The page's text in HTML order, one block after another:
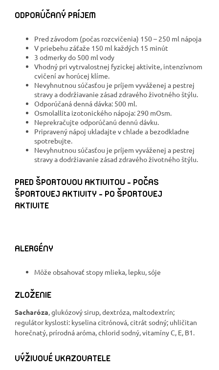
ODPORÚČANÝ PRÍJEM
Pred závodom (počas rozcvičenia) 150 – 250 ml nápoja
V priebehu záťaže 150 ml každých 15 minút
3 odmerky do 500 ml vody
Vhodný pri vytrvalostnej fyzickej aktivite, intenzívnom
cvičení av horúcej klíme.
Nevyhnutnou súčasťou je príjem vyváženej a pestrej
stravy a dodržiavanie zásad zdravého životného štýlu.
Odporúčaná denná dávka: 500 ml.
Osmolallita izotonického nápoja: 290 mOsm.
Neprekračujte odporúčanú dennú dávku.
Pripravený nápoj ukladajte v chlade a bezodkladne
spotrebujte.
Nevyhnutnou súčasťou je príjem vyváženej a pestrej
stravy a dodržiavanie zásad zdravého životného štýlu.
PRED ŠPORTOVOU AKTIVITOU - POČAS
ŠPORTOVEJ AKTIVITY - PO ŠPORTOVEJ
AKTIVITE
ALERGÉNY
Môže obsahovať stopy mlieka, lepku, sóje
ZLOŽENIE
Sacharóza, glukózový sirup, dextróza, maltodextrín;
regulátor kyslosti: kyselina citrónová, citrát sodný; uhličitan
horečnatý, prírodná aróma, chlorid sodný, vitamíny C, E, B1.
VÝŽIVOVÉ UKAZOVATELE